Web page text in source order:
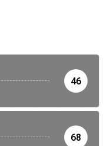
46
68